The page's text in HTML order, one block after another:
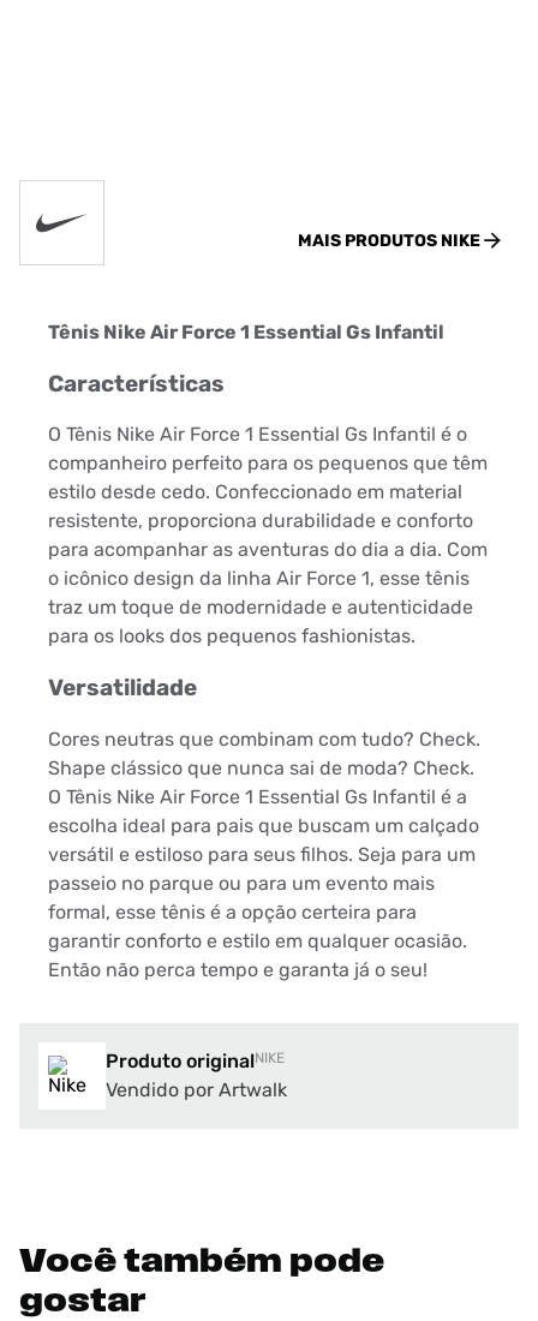
MAIS PRODUTOS NIKE
Tênis Nike Air Force 1 Essential Gs Infantil
Características
O Tênis Nike Air Force 1 Essential Gs Infantil é o
companheiro perfeito para os pequenos que têm
estilo desde cedo. Confeccionado em material
resistente, proporciona durabilidade e conforto
para acompanhar as aventuras do dia a dia. Com
o icônico design da linha Air Force 1, esse tênis
traz um toque de modernidade e autenticidade
para os looks dos pequenos fashionistas.
Versatilidade
Cores neutras que combinam com tudo? Check.
Shape clássico que nunca sai de moda? Check.
O Tênis Nike Air Force 1 Essential Gs Infantil é a
escolha ideal para pais que buscam um calçado
versátil e estiloso para seus filhos. Seja para um
passeio no parque ou para um evento mais
formal, esse tênis é a opção certeira para
garantir conforto e estilo em qualquer ocasião.
Então não perca tempo e garanta já o seu!
Produto originalNIKE
Vendido por Artwalk
Você também pode
gostar